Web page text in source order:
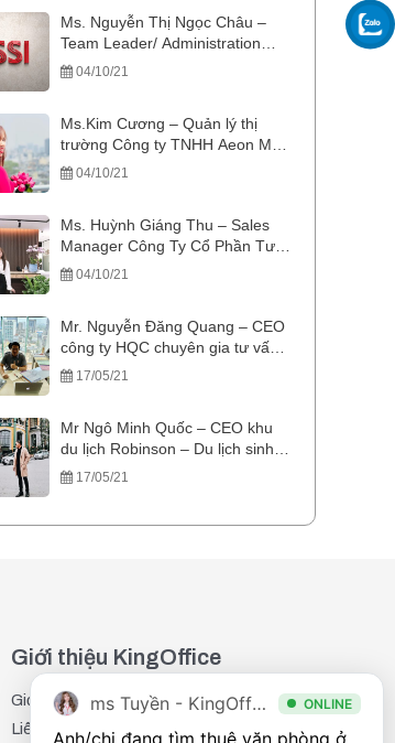
Ms. Nguyễn Thị Ngọc Châu –
Team Leader/ Administration
Công ty cổ phần chứng khoán
04/10/21
Ms.Kim Cương – Quản lý thị
trường Công ty TNHH Aeon Mall
Việt Nam
04/10/21
Ms. Huỳnh Giáng Thu – Sales
Manager Công Ty Cổ Phần Tư
Vấn và Cho Thuê Văn Phòng 5S
04/10/21
Mr. Nguyễn Đăng Quang – CEO
công ty HQC chuyên gia tư vấn
ISO17/05/21
Mr Ngô Minh Quốc – CEO khu
du lịch Robinson – Du lịch sinh
thái Cam Ranh
17/05/21
Giới thiệu KingOffice
Giới thiệu
Liên hệ
ms Tuyền - KingOffice ONLINE
Anh/chị đang tìm thuê văn phòng ở